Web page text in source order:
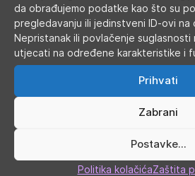
da obrađujemo podatke kao što su
pregledavanju ili jedinstveni ID-ovi na
Nepristanak ili povlačenje
utjecati na određene karakteristike i
Prihvati
Zabrani
Postavke...
Politika kolačićaZaštita
Pinky Vape - Spermint 10 ml